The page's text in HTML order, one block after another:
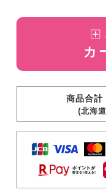
カ
商品合
(北海